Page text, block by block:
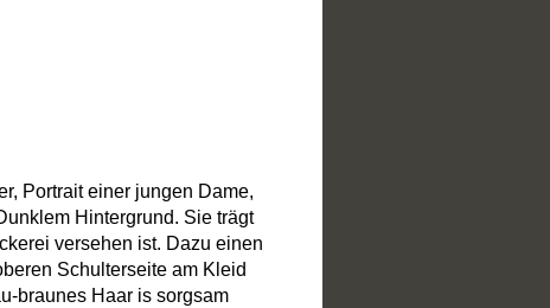
Portrait einer jungen Dame,
Hintergrund. Sie trägt
versehen ist. Dazu einen
Schulterseite am Kleid
braunes Haar is sorgsam